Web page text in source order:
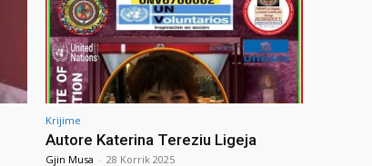
Krijime
Autore Katerina Tereziu Ligeja
Gjin Musa - 28 Korrik 2025